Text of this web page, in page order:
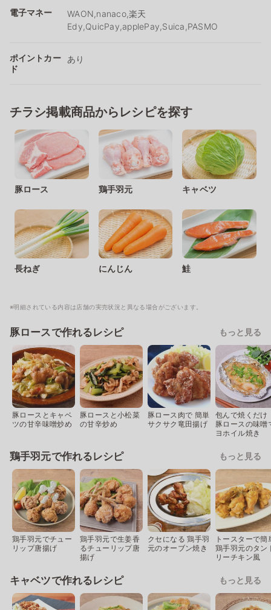
電子マネー
WAON,nanaco,楽天
Edy,QuicPay,applePay,Suica,PASMO
ポイントカー
ド
あり
チラシ掲載商品からレシピを探す
豚ロース 鶏手羽元 キャベツ
長ねぎ にんじん 鮭
※明細されている内容は店舗の実売状況と異なる場合がございます。
豚ロースで作れるレシピ もっと見る
豚ロースとキャベ
ツの甘辛味噌炒め
豚ロースと小松菜
の甘辛炒め
豚ロース肉で 簡単
サクサク竜田揚げ
包んで焼くだけ
豚ロースの味噌
ヨホイル焼き
鶏手羽元で作れるレシピ もっと見る
鶏手羽元でチュー
リップ唐揚げ
鶏手羽元で生姜香
るチューリップ唐
揚げ
クセになる 鶏手羽
元のオーブン焼き
トースターで簡
鶏手羽元のタン
リーチキン風
キャベツで作れるレシピ もっと見る